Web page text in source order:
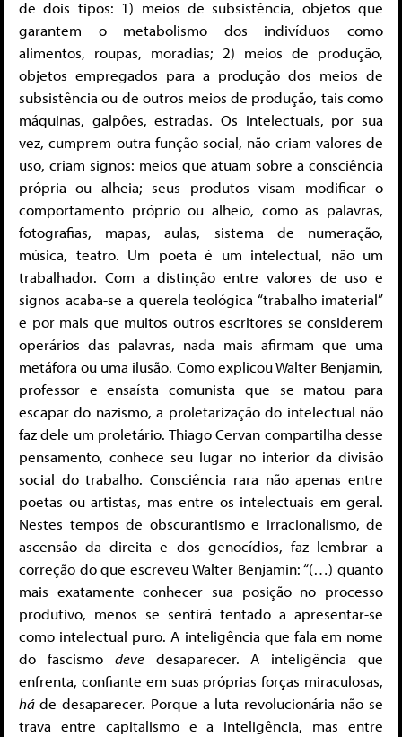
de dois tipos: 1) meios de subsistência, objetos que
garantem o metabolismo dos indivíduos como
alimentos, roupas, moradias; 2) meios de produção,
objetos empregados para a produção dos meios de
subsistência ou de outros meios de produção, tais como
máquinas, galpões, estradas. Os intelectuais, por sua
vez, cumprem outra função social, não criam valores de
uso, criam signos: meios que atuam sobre a consciência
própria ou alheia; seus produtos visam modificar o
comportamento próprio ou alheio, como as palavras,
fotografias, mapas, aulas, sistema de numeração,
música, teatro. Um poeta é um intelectual, não um
trabalhador. Com a distinção entre valores de uso e
signos acaba-se a querela teológica “trabalho imaterial”
e por mais que muitos outros escritores se considerem
operários das palavras, nada mais afirmam que uma
metáfora ou uma ilusão. Como explicou Walter Benjamin,
professor e ensaísta comunista que se matou para
escapar do nazismo, a proletarização do intelectual não
faz dele um proletário. Thiago Cervan compartilha desse
pensamento, conhece seu lugar no interior da divisão
social do trabalho. Consciência rara não apenas entre
poetas ou artistas, mas entre os intelectuais em geral.
Nestes tempos de obscurantismo e irracionalismo, de
ascensão da direita e dos genocídios, faz lembrar a
correção do que escreveu Walter Benjamin: “(…) quanto
mais exatamente conhecer sua posição no processo
produtivo, menos se sentirá tentado a apresentar-se
como intelectual puro. A inteligência que fala em nome
do fascismo devedesaparecer. A inteligência que
enfrenta, confiante em suas próprias forças miraculosas,
há de desaparecer. Porque a luta revolucionária não se
trava entre capitalismo e a inteligência, mas entre